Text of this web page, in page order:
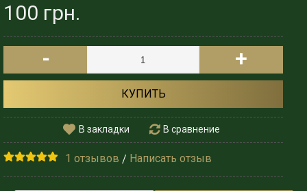
100 грн.
-
+
КУПИТЬ
В закладки В сравнение
1 отзывов / Написать отзыв